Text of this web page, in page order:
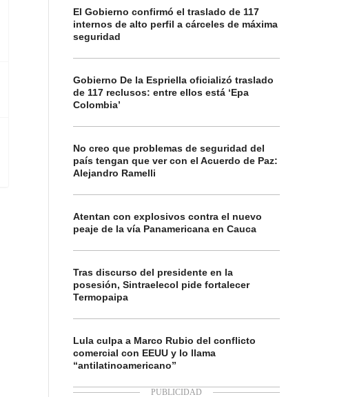
El Gobierno confirmó el traslado de 117
internos de alto perfil a cárceles de máxima
seguridad
Gobierno De la Espriella oficializó traslado
de 117 reclusos: entre ellos está ‘Epa
Colombia’
No creo que problemas de seguridad del
país tengan que ver con el Acuerdo de Paz:
Alejandro Ramelli
Atentan con explosivos contra el nuevo
peaje de la vía Panamericana en Cauca
Tras discurso del presidente en la
posesión, Sintraelecol pide fortalecer
Termopaipa
Lula culpa a Marco Rubio del conflicto
comercial con EEUU y lo llama
“antilatinoamericano”